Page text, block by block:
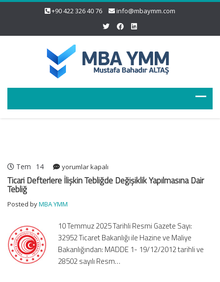
+90 422 326 40 76 info@mbaymm.com
Tem 14
Ticari
Defterlere
İlişkin
Değişiklik
Dair
Tebliğ
için
yorumlar kapalı
Ticari Defterlere İlişkin Tebliğde Değişiklik Yapılmasına Dair
Tebliğ
Posted byMBA YMM
10 Temmuz 2025 Tarihli Resmi Gazete Sayı:
32952 Ticaret Bakanlığı ile Hazine ve Maliye
Bakanlığından: MADDE 1- 19/12/2012 tarihli ve
28502 sayılı Resm…